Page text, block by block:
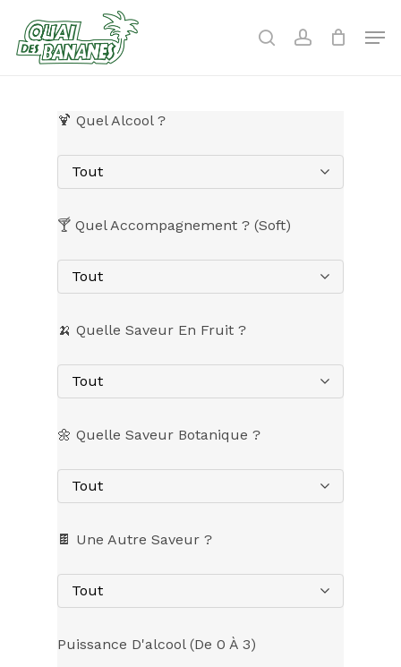
main
content
searchaccount
🍹 Quel Alcool ?
Tout
🍸 Quel Accompagnement ? (Soft)
Tout
🍌 Quelle Saveur En Fruit ?
Tout
🌼 Quelle Saveur Botanique ?
Tout
🍫 Une Autre Saveur ?
Tout
Puissance D'alcool (de 0 À 3)